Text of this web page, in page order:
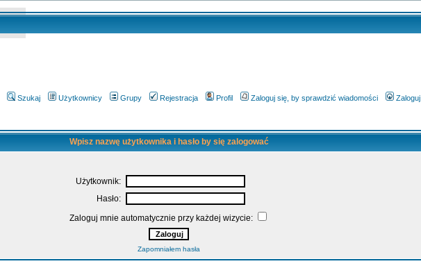
Szukaj Użytkownicy Grupy Rejestracja Profil Zaloguj się, by sprawdzić wiadomości Zaloguj
Wpisz nazwę użytkownika i hasło by się zalogować
Użytkownik:
Hasło:
Zaloguj mnie automatycznie przy każdej wizycie:
Zapomniałem hasła